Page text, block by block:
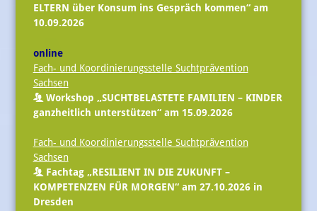
ELTERN über Konsum ins Gespräch kommen“ am
10.09.2026
online
Fach- und Koordinierungsstelle Suchtprävention
Sachsen
Workshop „SUCHTBELASTETE FAMILIEN – KINDER
ganzheitlich unterstützen“ am 15.09.2026
Fach- und Koordinierungsstelle Suchtprävention
Sachsen
Fachtag „RESILIENT IN DIE ZUKUNFT –
KOMPETENZEN FÜR MORGEN“ am 27.10.2026 in
Dresden